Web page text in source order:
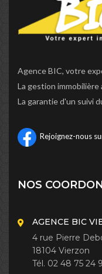
Agence BIC, votre
La gestion immobilière
La garantie d'un suivi
Rejoignez-nous
NOS
AGENCE BIC
4 rue Pierre
18104 Vierzon
Tél. 02 48 75 24